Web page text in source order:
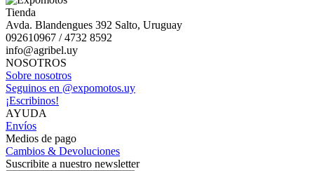
Tienda
Avda. Blandengues 392 Salto, Uruguay
092610967 / 4732 8592
info@agribel.uy
NOSOTROS
Sobre nosotros
Seguinos en @expomotos.uy
¡Escribinos!
AYUDA
Envíos
Medios de pago
Cambios & Devoluciones
Suscribite a nuestro newsletter